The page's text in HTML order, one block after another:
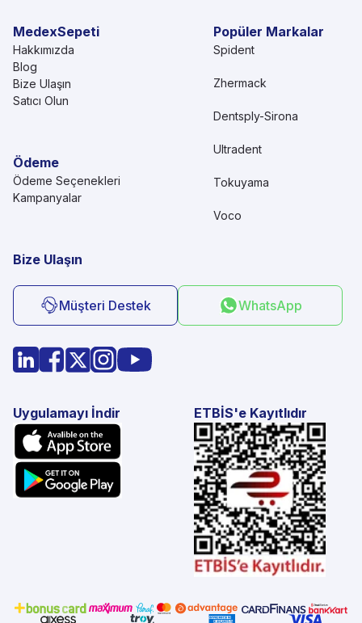
MedexSepeti
Hakkımızda
Blog
Bize Ulaşın
Satıcı Olun
Ödeme
Ödeme Seçenekleri
Kampanyalar
Popüler Markalar
Spident
Zhermack
Dentsply-Sirona
Ultradent
Tokuyama
Voco
Bize Ulaşın
Müşteri Destek WhatsApp
Uygulamayı İndir ETBİS'e Kayıtlıdır